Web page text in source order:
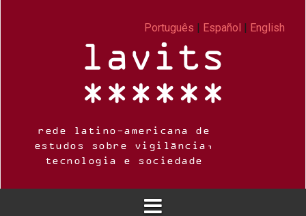
Português | Español | English
rede latino-americana de
estudos sobre vigilância,
tecnologia e sociedade